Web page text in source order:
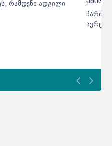
სამინისტრო ინფორმაციას